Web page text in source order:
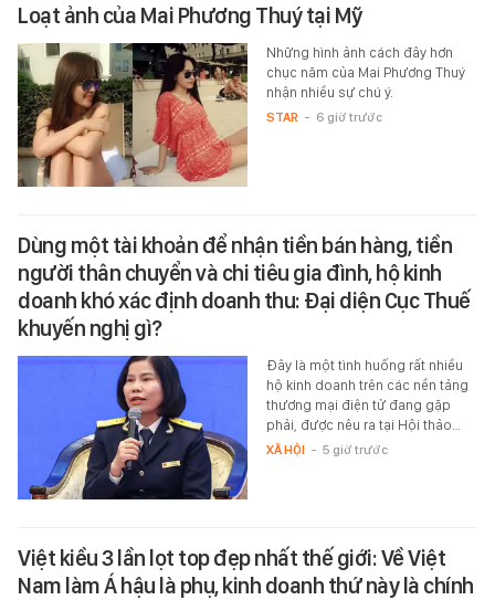
Loạt ảnh của Mai Phương Thuý tại Mỹ
Những hình ảnh cách đây hơn
chục năm của Mai Phương Thuý
nhận nhiều sự chú ý.
STAR - 6 giờ trước
Dùng một tài khoản để nhận tiền bán hàng, tiền
người thân chuyển và chi tiêu gia đình, hộ kinh
doanh khó xác định doanh thu: Đại diện Cục Thuế
khuyến nghị gì?
Đây là một tình huống rất nhiều
hộ kinh doanh trên các nền tảng
thương mại điện tử đang gặp
phải, được nêu ra tại Hội thảo…
XÃ HỘI - 5 giờ trước
Việt kiều 3 lần lọt top đẹp nhất thế giới: Về Việt
Nam làm Á hậu là phụ, kinh doanh thứ này là chính